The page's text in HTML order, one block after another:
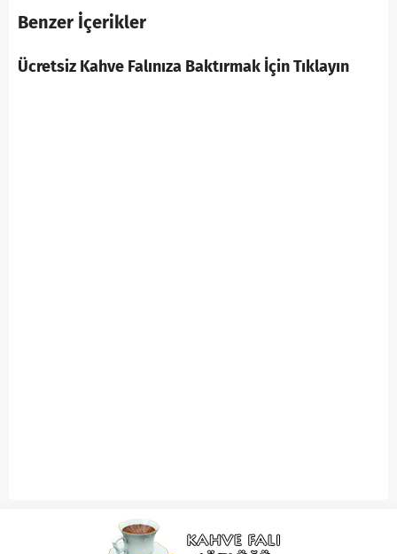
Benzer İçerikler
Ücretsiz Kahve Falınıza Baktırmak İçin Tıklayın